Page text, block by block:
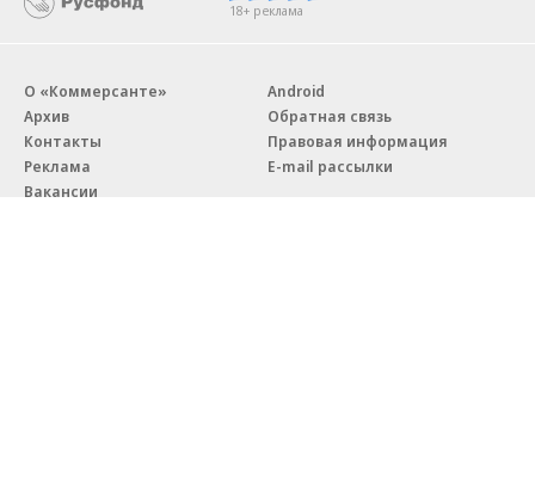
18+ реклама
О «Коммерсанте»
Архив
Контакты
Реклама
Вакансии
Android
Обратная связь
Правовая информация
E-mail рассылки